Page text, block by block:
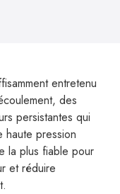
entretenu
des
persistantes qui
haute pression
la plus fiable pour
et réduire